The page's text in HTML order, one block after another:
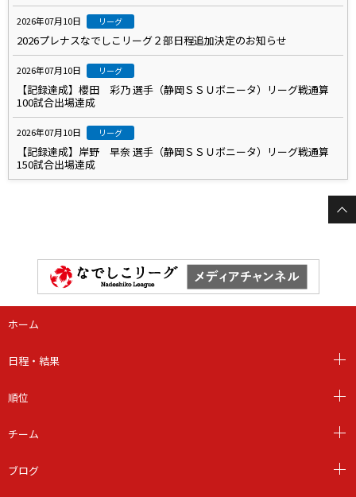
2026年07月10日 リーグ
2026プレナスなでしこリーグ２部日程追加決定のお知らせ
2026年07月10日 リーグ
【記録達成】櫻田 彩乃 選手（静岡ＳＳＵボニータ）リーグ戦通算
100試合出場達成
2026年07月10日 リーグ
【記録達成】岸野 早奈 選手（静岡ＳＳＵボニータ）リーグ戦通算
150試合出場達成
ホーム
日程・結果
順位
チーム
ブログ